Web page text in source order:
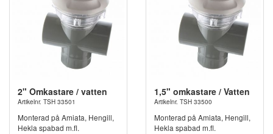
2" Omkastare / vatten
Artikelnr. TSH 33501
Monterad på Amiata, Hengill,
Hekla spabad m.fl.
1,5" omkastare / Vatten
Artikelnr. TSH 33500
Monterad på Amiata, Hengill,
Hekla spabad m.fl.